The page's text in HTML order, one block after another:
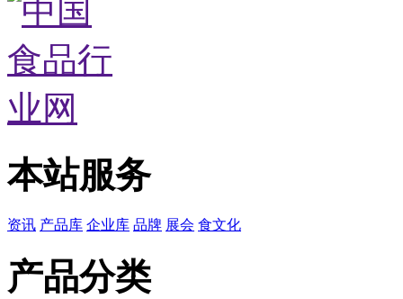
本站服务
资讯 产品库 企业库 品牌 展会 食文化
产品分类